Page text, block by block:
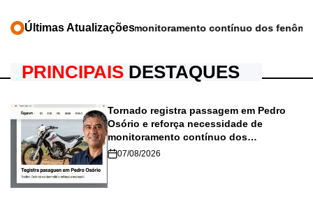
Últimas Atualizações
contínuo dos fenômenos climáticos no RSCorinthians
PRINCIPAIS DESTAQUES
Tornado registra passagem em Pedro
Osório e reforça necessidade de
monitoramento contínuo dos
fenômenos climáticos no RS
07/08/2026